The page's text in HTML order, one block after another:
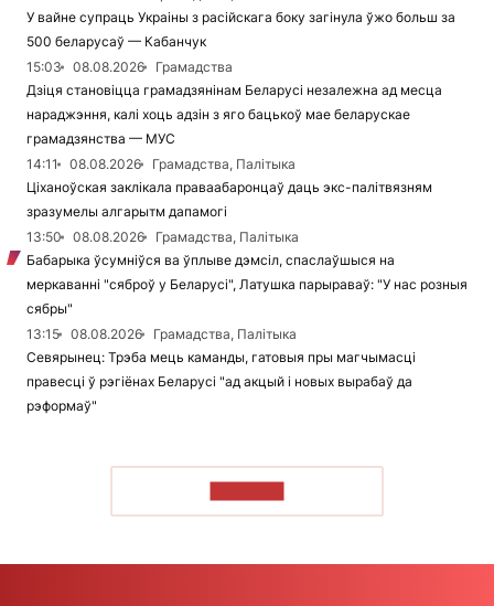
У вайне супраць Украіны з расійскага боку загінула ўжо больш за
500 беларусаў — Кабанчук
15:03
08.08.2026
Грамадства
Дзіця становіцца грамадзянінам Беларусі незалежна ад месца
нараджэння, калі хоць адзін з яго бацькоў мае беларускае
грамадзянства — МУС
14:11
08.08.2026
Грамадства, Палітыка
Ціханоўская заклікала праваабаронцаў даць экс-палітвязням
зразумелы алгарытм дапамогі
13:50
08.08.2026
Грамадства, Палітыка
Бабарыка ўсумніўся ва ўплыве дэмсіл, спаслаўшыся на
меркаванні "сяброў у Беларусі", Латушка парыраваў: "У нас розныя
сябры"
13:15
08.08.2026
Грамадства, Палітыка
Севярынец: Трэба мець каманды, гатовыя пры магчымасці
правесці ў рэгіёнах Беларусі "ад акцый і новых вырабаў да
рэформаў"